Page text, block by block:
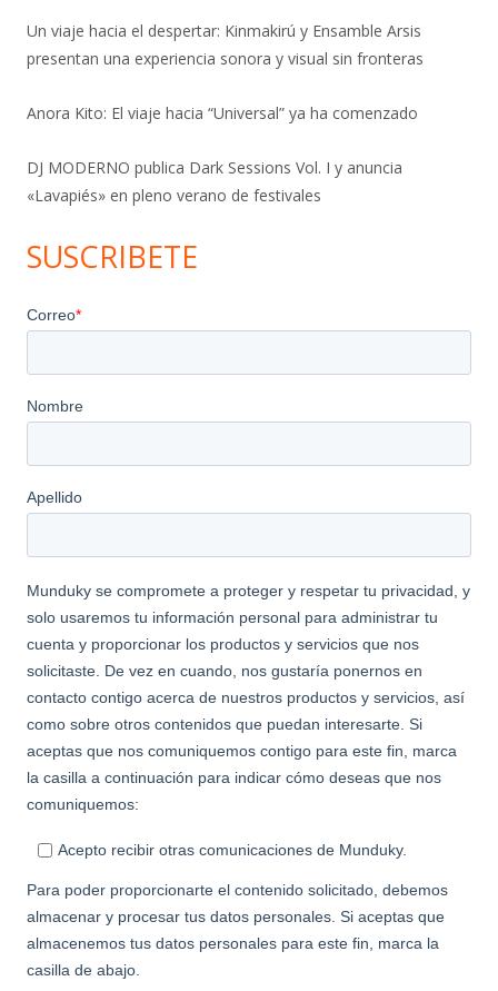
Un viaje hacia el despertar: Kinmakirú y Ensamble Arsis
presentan una experiencia sonora y visual sin fronteras
Anora Kito: El viaje hacia “Universal” ya ha comenzado
DJ MODERNO publica Dark Sessions Vol. I y anuncia
«Lavapiés» en pleno verano de festivales
SUSCRIBETE